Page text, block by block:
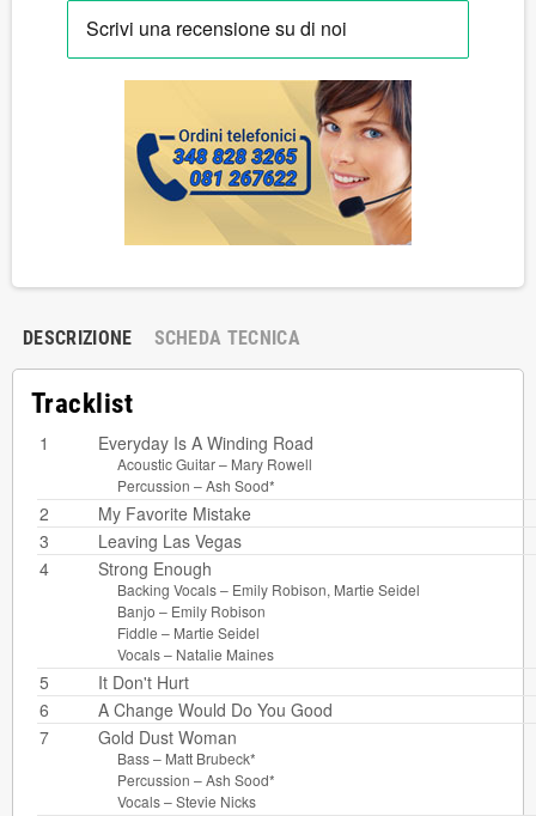
DESCRIZIONE SCHEDA TECNICA
Tracklist
1 Everyday Is A Winding Road
Acoustic Guitar – Mary Rowell
Percussion –Ash Sood*
2
My Favorite Mistake
3
Leaving Las Vegas
4
Strong Enough
Backing Vocals – Emily Robison, Martie Seidel
Banjo – Emily Robison
Fiddle – Martie Seidel
Vocals – Natalie Maines
5
It Don't Hurt
6
A Change Would Do You Good
7
Gold Dust Woman
Bass – Matt Brubeck*
Percussion –Ash Sood*
Vocals –Stevie Nicks